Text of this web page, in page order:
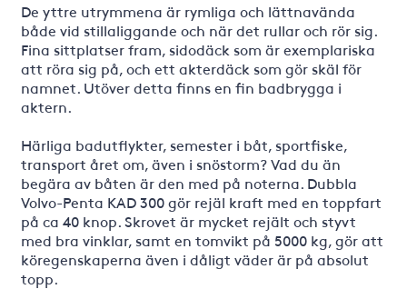
De yttre utrymmena är rymliga och lättnavända
både vid stillaliggande och när det rullar och rör sig.
Fina sittplatser fram, sidodäck som är exemplariska
att röra sig på, och ett akterdäck som gör skäl för
namnet. Utöver detta finns en fin badbrygga i
aktern.
Härliga badutflykter, semester i båt, sportfiske,
transport året om, även i snöstorm? Vad du än
begära av båten är den med på noterna. Dubbla
Volvo-Penta KAD 300 gör rejäl kraft med en toppfart
på ca 40 knop. Skrovet är mycket rejält och styvt
med bra vinklar, samt en tomvikt på 5000 kg, gör att
köregenskaperna även i dåligt väder är på absolut
topp.